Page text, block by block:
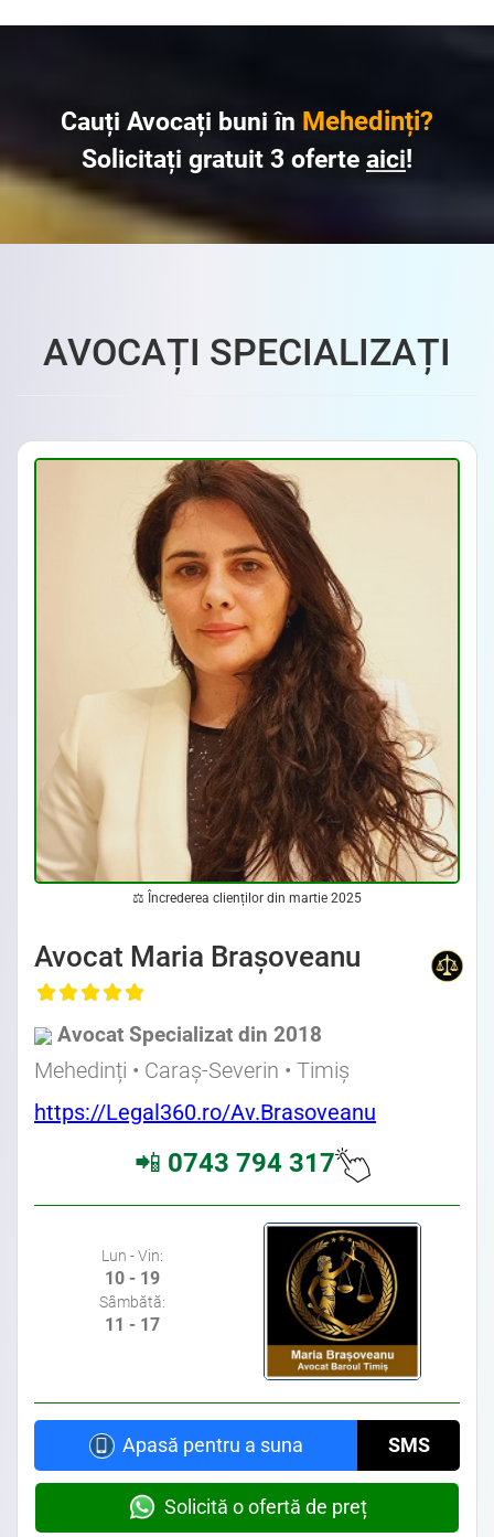
Cauți Avocați buni în Mehedinți?
Solicitați gratuit 3 oferte aici!
AVOCAȚI SPECIALIZAȚI
⚖ Încrederea clienților din martie 2025
Avocat Maria Brașoveanu
Avocat Specializat din 2018
Mehedinți • Caraș-Severin • Timiș
https://Legal360.ro/Av.Brasoveanu
📲 0743 794 317
Lun - Vin:
10 - 19
Sâmbătă:
11 - 17
Apasă pentru a suna SMS
Solicită o ofertă de preț